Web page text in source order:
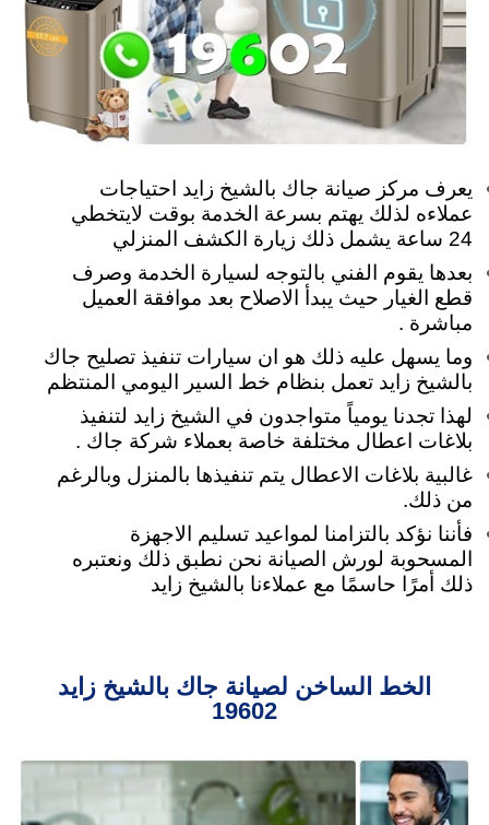
يعرف مركز صيانة جاك بالشيخ زايد احتياجات
عملاءه لذلك يهتم بسرعة الخدمة بوقت لايتخطي
24 ساعة يشمل ذلك زيارة الكشف المنزلي
بعدها يقوم الفني بالتوجه لسيارة الخدمة وصرف
قطع الغيار حيث يبدأ الاصلاح بعد موافقة العميل
مباشرة .
وما يسهل عليه ذلك هو ان سيارات تنفيذ تصليح جاك
بالشيخ زايد تعمل بنظام خط السير اليومي المنتظم
لهذا تجدنا يومياً متواجدون في الشيخ زايد لتنفيذ
بلاغات اعطال مختلفة خاصة بعملاء شركة جاك .
غالبية بلاغات الاعطال يتم تنفيذها بالمنزل وبالرغم
من ذلك.
فأننا نؤكد بالتزامنا لمواعيد تسليم الاجهزة
المسحوبة لورش الصيانة نحن نطبق ذلك ونعتبره
ذلك أمرًا حاسمًا مع عملاءنا بالشيخ زايد
الخط الساخن لصيانة جاك بالشيخ زايد
19602